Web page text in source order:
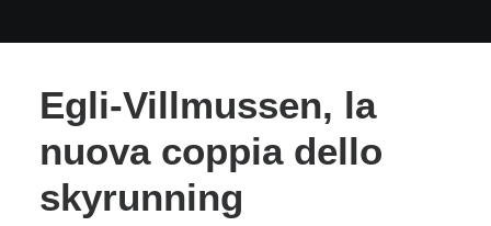
Egli-Villmussen, la
nuova coppia dello
skyrunning